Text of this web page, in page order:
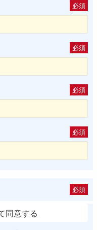
必須
必須
必須
必須
必須
同意する